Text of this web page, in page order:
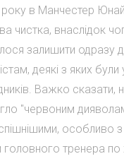
року в Манчестер
чистка, внаслідок
залишити одразу
деякі з яких
Важко сказати,
"червоним
особливо
тренера по